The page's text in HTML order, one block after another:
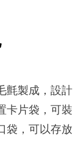
氈製成，設計
卡片袋，可裝
袋，可以存放